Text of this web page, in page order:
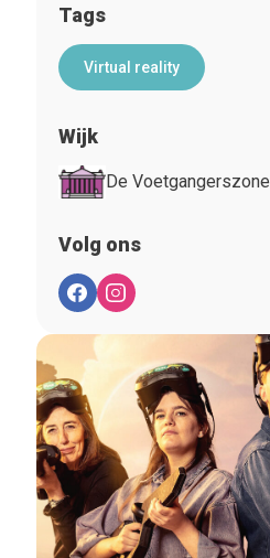
Tags
Virtual reality
Wijk
De Voetgangerszone
Volg ons